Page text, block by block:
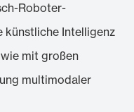
Roboter-
künstliche Intelligenz
mit großen
multimodaler